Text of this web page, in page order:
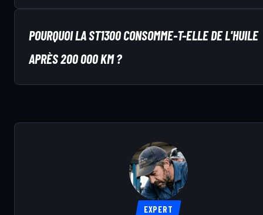
POURQUOI LA ST1300 CONSOMME-T-ELLE DE L'HUILE
APRÈS 200 000 KM ?
EXPERT